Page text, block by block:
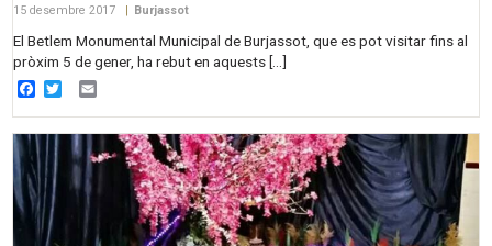
15 desembre 2017 | Burjassot
El Betlem Monumental Municipal de Burjassot, que es pot visitar fins al
pròxim 5 de gener, ha rebut en aquests […]
Facebook
Twitter